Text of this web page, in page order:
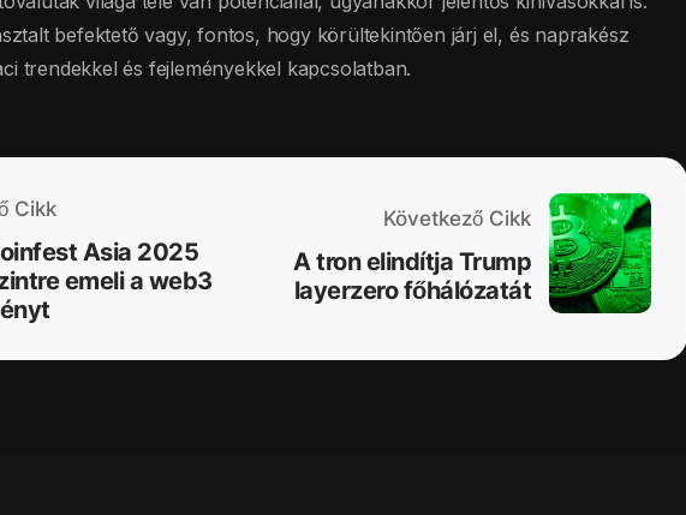
befektető vagy, fontos, hogy körültekintően járj el, és naprakész
trendekkel és fejleményekkel kapcsolatban.
Cikk
Asia 2025
emeli a web3
Következő Cikk
A tron elindítja Trump
layerzero főhálózatát